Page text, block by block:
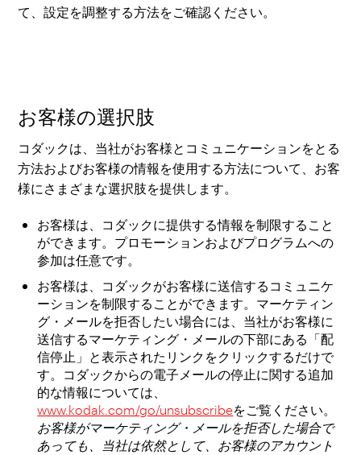
て、設定を調整する方法をご確認ください。
お客様の選択肢
コダックは、当社がお客様とコミュニケーションをとる
方法およびお客様の情報を使用する方法について、お客
様にさまざまな選択肢を提供します。
お客様は、コダックに提供する情報を制限すること
ができます。プロモーションおよびプログラムへの
参加は任意です。
お客様は、コダックがお客様に送信するコミュニケ
ーションを制限することができます。マーケティン
グ・メールを拒否したい場合には、当社がお客様に
送信するマーケティング・メールの下部にある「配
信停止」と表示されたリンクをクリックするだけで
す。コダックからの電子メールの停止に関する追加
的な情報については、
www.kodak.com/go/unsubscribeをご覧ください。
お客様がマーケティング・メールを拒否した場合で
あっても、当社は依然として、お客様のアカウント